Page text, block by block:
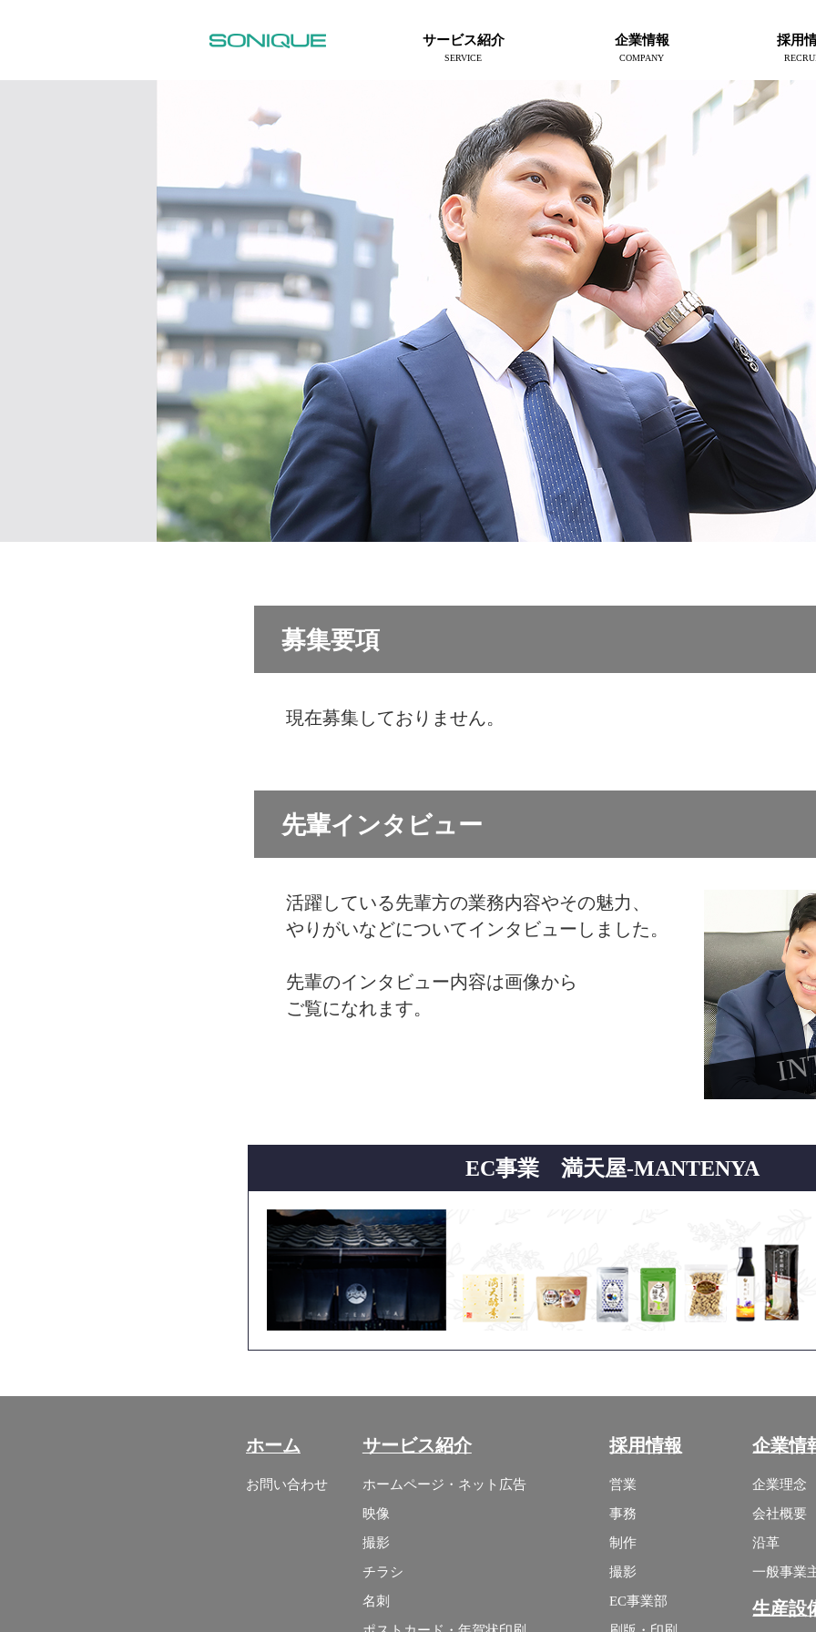
サービス紹介
SERVICE
企業情報
COMPANY
採用
募集要項
現在募集しておりません。
先輩インタビュー
活躍している先輩方の業務内容やその魅力、
やりがいなどについてインタビューしました。
先輩のインタビュー内容は画像から
ご覧になれます。
EC事業 満天屋-MANTENYA
ホーム
お問い合わせ
サービス紹介
ホームページ・ネット広告
映像
撮影
チラシ
名刺
採用情報
営業
事務
制作
撮影
EC事業部
企業情
企業理念
会社概要
沿革
一般事業
生産設